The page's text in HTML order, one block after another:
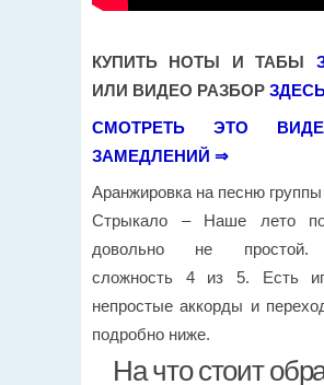
КУПИТЬ НОТЫ И ТАБЫ
ИЛИ ВИДЕО РАЗБОР
СМОТРЕТЬ ЭТО
ЗАМЕДЛЕНИЙ ⇒
Аранжировка на песню
Стрыкало – Наше лето
довольно не простой.
сложность 4 из 5. Есть
непростые аккорды и
подробно ниже.
На что стоит